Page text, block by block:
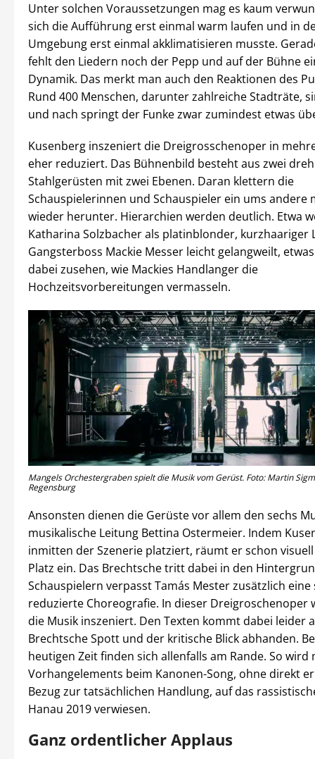
Unter solchen Voraussetzungen mag es kaum
sich die Aufführung erst einmal warm laufen und in
Umgebung erst einmal akklimatisieren musste.
fehlt den Liedern noch der Pepp und auf der Bühne
Dynamik. Das merkt man auch den Reaktionen des
Rund 400 Menschen, darunter zahlreiche Stadträte,
und nach springt der Funke zwar zumindest etwas
Kusenberg inszeniert die Dreigrosschenoper in
eher reduziert. Das Bühnenbild besteht aus zwei
Stahlgerüsten mit zwei Ebenen. Daran klettern die
Schauspielerinnen und Schauspieler ein ums andere
wieder herunter. Hierarchien werden deutlich. Etwa
Katharina Solzbacher als platinblonder, kurzhaariger
Gangsterboss Mackie Messer leicht gelangweilt,
dabei zusehen, wie Mackies Handlanger die
Hochzeitsvorbereitungen vermasseln.
Mangels Orchestergraben spielt die Musik vom Gerüst. Foto: Martin
Regensburg
Ansonsten dienen die Gerüste vor allem den sechs
musikalische Leitung Bettina Ostermeier. Indem
inmitten der Szenerie platziert, räumt er schon
Platz ein. Das Brechtsche tritt dabei in den
Schauspielern verpasst Tamás Mester zusätzlich eine
reduzierte Choreografie. In dieser Dreigroschenoper
die Musik inszeniert. Den Texten kommt dabei leider
Brechtsche Spott und der kritische Blick abhanden.
heutigen Zeit finden sich allenfalls am Rande. So wird
Vorhangelements beim Kanonen-Song, ohne direkt
Bezug zur tatsächlichen Handlung, auf das
Hanau 2019 verwiesen.
Ganz ordentlicher Applaus